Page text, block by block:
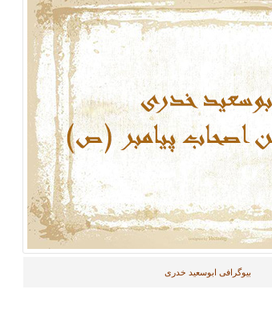
بیوگرافی ابوسعید خدری